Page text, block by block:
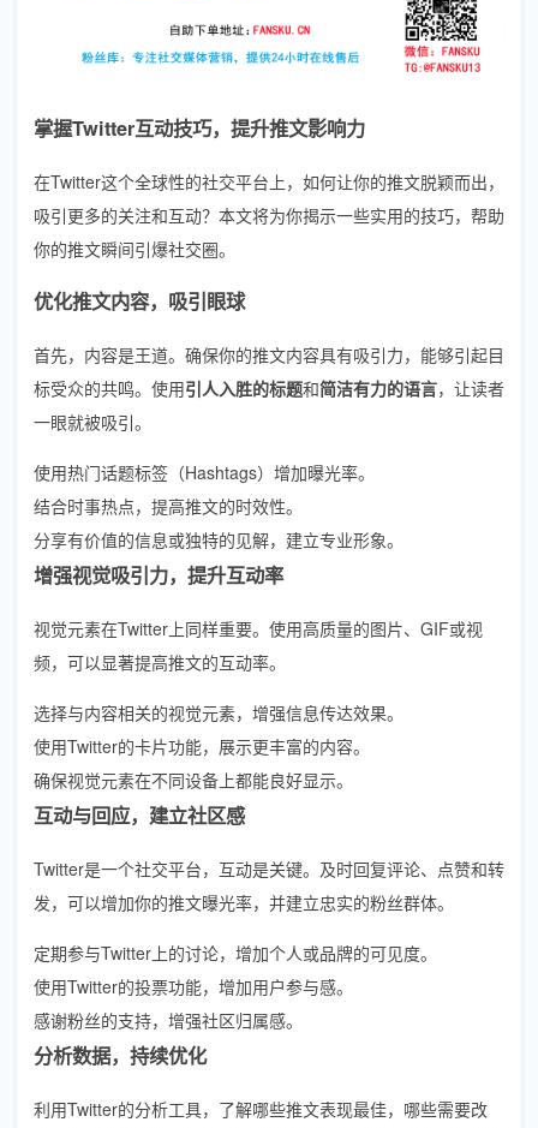
掌握Twitter互动技巧，提升推文影响力
在Twitter这个全球性的社交平台上，如何让你的推文脱颖而出，
吸引更多的关注和互动？本文将为你揭示一些实用的技巧，帮助
你的推文瞬间引爆社交圈。
优化推文内容，吸引眼球
首先，内容是王道。确保你的推文内容具有吸引力，能够引起目
标受众的共鸣。使用引人入胜的标题和简洁有力的语言，让读者
一眼就被吸引。
使用热门话题标签（Hashtags）增加曝光率。
结合时事热点，提高推文的时效性。
分享有价值的信息或独特的见解，建立专业形象。
增强视觉吸引力，提升互动率
视觉元素在Twitter上同样重要。使用高质量的图片、GIF或视
频，可以显著提高推文的互动率。
选择与内容相关的视觉元素，增强信息传达效果。
使用Twitter的卡片功能，展示更丰富的内容。
确保视觉元素在不同设备上都能良好显示。
互动与回应，建立社区感
Twitter是一个社交平台，互动是关键。及时回复评论、点赞和转
发，可以增加你的推文曝光率，并建立忠实的粉丝群体。
定期参与Twitter上的讨论，增加个人或品牌的可见度。
使用Twitter的投票功能，增加用户参与感。
感谢粉丝的支持，增强社区归属感。
分析数据，持续优化
利用Twitter的分析工具，了解哪些推文表现最佳，哪些需要改